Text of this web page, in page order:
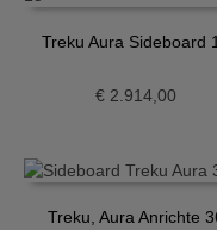
Treku Aura Sideboard
€2.914,00
Treku, Aura Anrichte